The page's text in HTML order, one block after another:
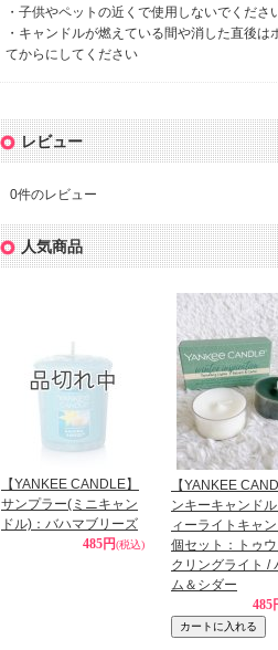
・子供やペットの近くで使用しないでくださ
・キャンドルが燃えている間や消した直後
てからにしてください
レビュー
0件のレビュー
人気商品
【YANKEE CANDLE】
サンプラー(ミニキャン
ドル)：バハマブリーズ
485円(税込)
【YANKEE
ンキーキャンド
ィーライトキャ
個セット：トゥ
クリングライト /
ム＆シダー
485